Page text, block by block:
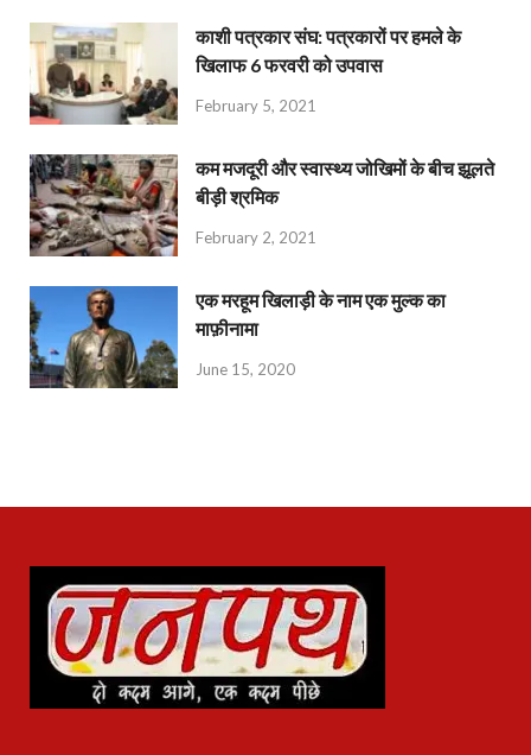
काशी पत्रकार संघ: पत्रकारों पर हमले के
खिलाफ 6 फरवरी को उपवास
February 5, 2021
कम मजदूरी और स्वास्थ्य जोखिमों के बीच झूलते
बीड़ी श्रमिक
February 2, 2021
एक मरहूम खिलाड़ी के नाम एक मुल्क का
माफ़ीनामा
June 15, 2020